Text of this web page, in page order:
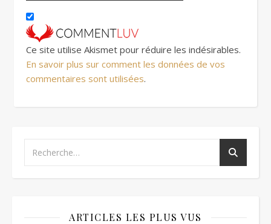
Ce site utilise Akismet pour réduire les indésirables.
En savoir plus sur comment les données de vos
commentaires sont utilisées.
ARTICLES LES PLUS VUS